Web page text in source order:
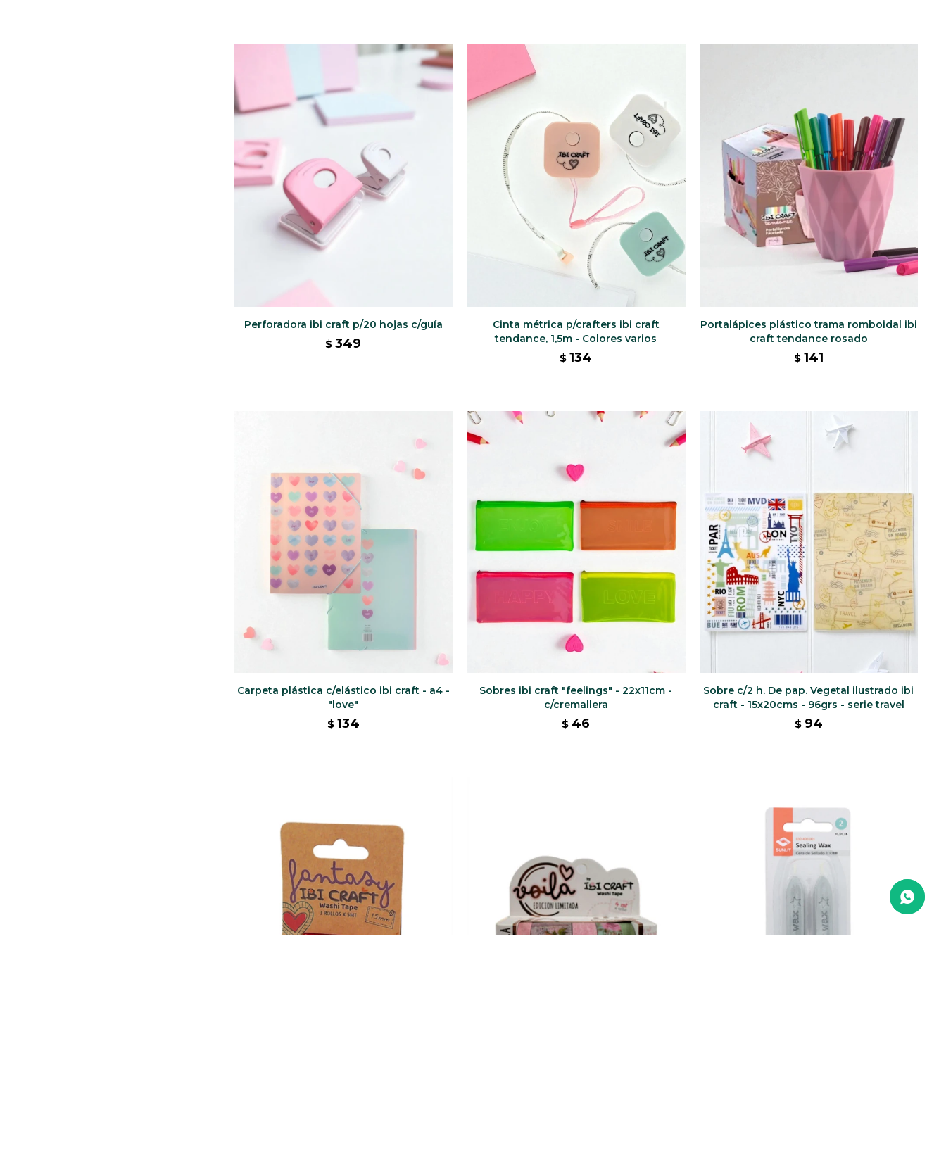
Perforadora ibi craft p/20 hojas c/guía
$ 349
Cinta métrica p/crafters ibi craft
tendance, 1,5m - Colores varios
$ 134
Portalápices plástico trama romboidal ibi
craft tendance rosado
$ 141
Carpeta plástica c/elástico ibi craft - a4 -
"love"
$ 134
Sobres ibi craft "feelings" - 22x11cm -
c/cremallera
$ 46
Sobre c/2 h. De pap. Vegetal ilustrado ibi
craft - 15x20cms - 96grs - serie travel
$ 94